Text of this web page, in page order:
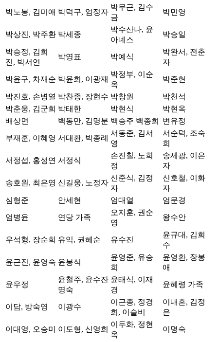
박노봉, 김미애 박덕구, 엄정자
박무근, 김수
금
박민영
박상진, 박주환 박세종
박수산나, 윤
아녜스
박승일
박승정, 김희
진, 박서연
박영표 박예식
박완서, 전춘
자
박윤구, 차재순 박윤희, 이광재
박정부, 이순
옥
박준현
박진호, 손병열 박찬종, 장현수 박창원
박천석
박춘웅, 김군희 박태한 박현식
박현옥
배상면
백동만, 김명분 백승주 백종희 변유정
부재훈, 이혜영 서대환, 박종례
서동준, 김서
영
서순덕, 조숙
희
서정섭, 홍성연 서정식
손진칠, 노희
정
송세광, 이은
자
송호원, 최은영 신길웅, 노정자
신준식, 김정
자
신호철, 이화
자
심형준
안세현 엄대열 엄문경
엄병윤 연당 가족
오지훈, 권순
영
왕수안
우석형, 장순희 유익, 권혜순 유수진
윤규대, 김희
수
윤근진, 윤영숙 윤봉식
윤영준, 유승
희
윤영환, 장봉
애
윤우정
윤철주, 윤수잔
명숙
윤태식, 이재
경
윤혜령 가족
이담, 방숙영 이광수
이근종, 정경
희, 이슬비
이내흔, 김정
은
이대영, 오승미 이도형, 신영희
이두화, 정현
옥
이명숙